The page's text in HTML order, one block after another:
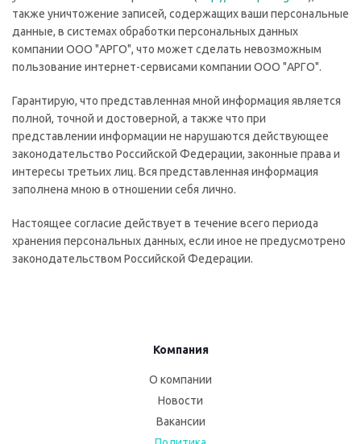
также уничтожение записей, содержащих ваши персональные
данные, в системах обработки персональных данных
компании ООО "АРГО", что может сделать невозможным
пользование интернет-сервисами компании ООО "АРГО".
Гарантирую, что представленная мной информация является
полной, точной и достоверной, а также что при
представлении информации не нарушаются действующее
законодательство Российской Федерации, законные права и
интересы третьих лиц. Вся представленная информация
заполнена мною в отношении себя лично.
Настоящее согласие действует в течение всего периода
хранения персональных данных, если иное не предусмотрено
законодательством Российской Федерации.
Компания
О компании
Новости
Вакансии